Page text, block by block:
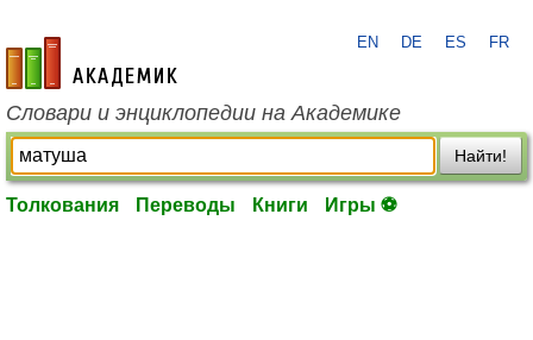
academic.ru
EN DE ES FR
Словари и энциклопедии на Академике
Найти!
Толкования Переводы Книги Игры ⚽